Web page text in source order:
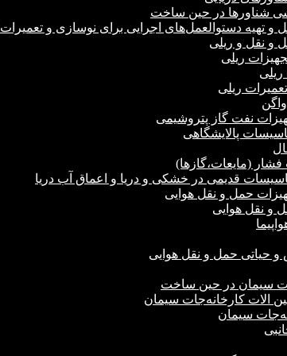
شناورها در حین ساخت
و تهیه دستوالعمل‌های اجرایی برای نوسازی و
و نقل و ریلی
ریلی
ریلی
نفت گاز پتروشیمی
پالایشگاهی
(مایعات،گازها)
قدیمی در خشکی و دریا و اعماق آب دریا
حمل و نقل هوایی
و نقل هوایی
حیاتی حمل و نقل هوایی
سیمان در حین ساخت
الات کارخانه‌جات سیمان
سیمان